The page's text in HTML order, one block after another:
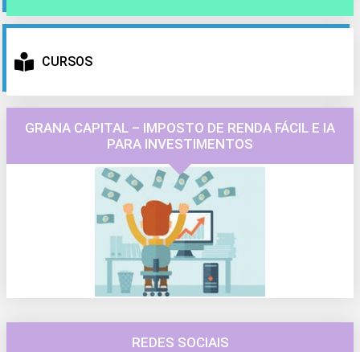
CURSOS
GRANA CAPITAL – IMPOSTO DE RENDA FÁCIL E IA
PARA INVESTIMENTOS
REDES SOCIAIS